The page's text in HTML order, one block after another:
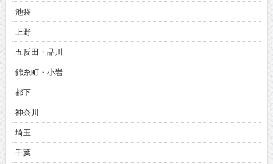
池袋
上野
五反田・品川
錦糸町・小岩
都下
神奈川
埼玉
千葉